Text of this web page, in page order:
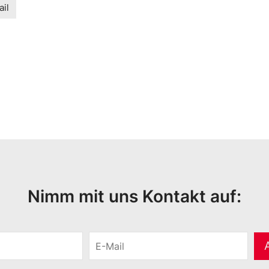
Nimm mit uns Kontakt auf:
M